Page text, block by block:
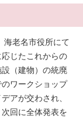
海老名市役所にて
じたこれからの
（建物）の統廃
ワークショップ
アが交わされ、
回に全体発表を